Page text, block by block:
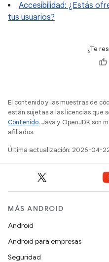
Accesibilidad: ¿Estás
tus usuarios?
¿Te
El contenido y las muestras de
están sujetas a las licencias que
Contenido. Java y OpenJDK son
afiliados.
Última actualización: 2026-04-
MÁS ANDROID
Android
Android para empresas
Seguridad